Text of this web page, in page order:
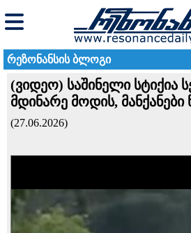
რეზონანსის ბლოგი
(ვიდეო) საშინელი სტიქია
მდინარე მოდის, მანქანები
(27.06.2026)